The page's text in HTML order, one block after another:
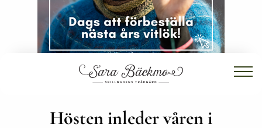
Hösten inleder våren i